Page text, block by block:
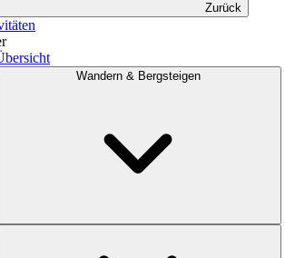
Zurück
Wandern & Bergsteigen